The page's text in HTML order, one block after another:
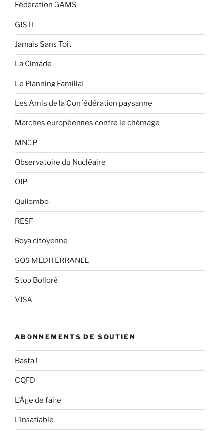
Fédération GAMS
GISTI
Jamais Sans Toit
La Cimade
Le Planning Familial
Les Amis de la Confédération paysanne
Marches européennes contre le chômage
MNCP
Observatoire du Nucléaire
OIP
Quilombo
RESF
Roya citoyenne
SOS MEDITERRANEE
Stop Bolloré
VISA
ABONNEMENTS DE SOUTIEN
Basta !
CQFD
L’Âge de faire
L’Insatiable